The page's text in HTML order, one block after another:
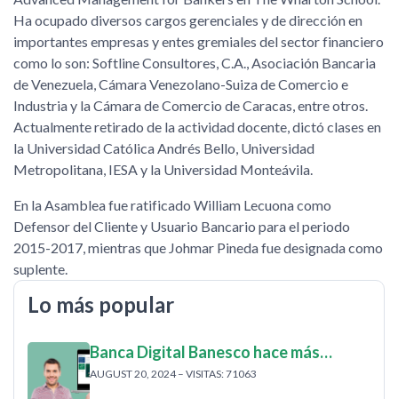
Ha ocupado diversos cargos gerenciales y de dirección en
importantes empresas y entes gremiales del sector financiero
como lo son: Softline Consultores, C.A., Asociación Bancaria
de Venezuela, Cámara Venezolano-Suiza de Comercio e
Industria y la Cámara de Comercio de Caracas, entre otros.
Actualmente retirado de la actividad docente, dictó clases en
la Universidad Católica Andrés Bello, Universidad
Metropolitana, IESA y la Universidad Monteávila.
En la Asamblea fue ratificado William Lecuona como
Defensor del Cliente y Usuario Bancario para el periodo
2015-2017, mientras que Johmar Pineda fue designada como
suplente.
Lo más popular
Banca Digital Banesco hace más…
AUGUST 20, 2024 – VISITAS: 71063